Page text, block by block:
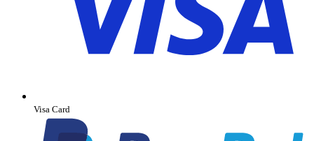
Visa Card